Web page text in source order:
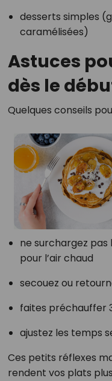
desserts simples
caramélisées)
Astuces
dès le
Quelques conseils
ne surchargez pas
pour l’air chaud
secouez ou
faites préchauffer
ajustez les temps
Ces petits réflexes
rendent vos plats